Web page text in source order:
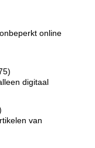
online
digitaal
van